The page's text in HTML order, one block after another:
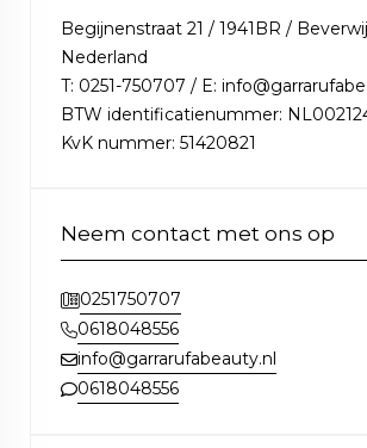
Begijnenstraat 21 / 1941BR /
Nederland
T: 0251-750707 / E:
BTW identificatienummer:
KvK nummer: 51420821
Neem contact met ons op
0251750707
0618048556
info@garrarufabeauty.nl
0618048556